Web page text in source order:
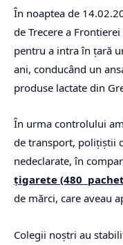
În noaptea de
de Trecere a
pentru a intra în țară
ani, conducând un
produse lactate din
În urma controlului
de transport, poliţiştii
nedeclarate, în
țigarete (480
de mărci, care aveau
Colegii noștri au